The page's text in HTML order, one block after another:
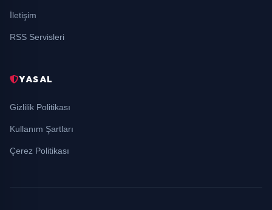
İletişim
RSS Servisleri
YASAL
Gizlilik Politikası
Kullanım Şartları
Çerez Politikası